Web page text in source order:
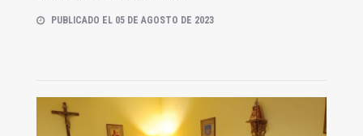
PUBLICADO EL 05 DE AGOSTO DE 2023